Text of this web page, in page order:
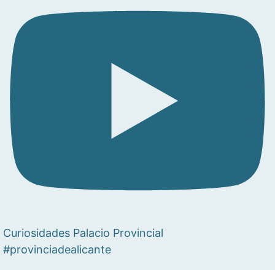
Curiosidades Palacio Provincial
#provinciadealicante